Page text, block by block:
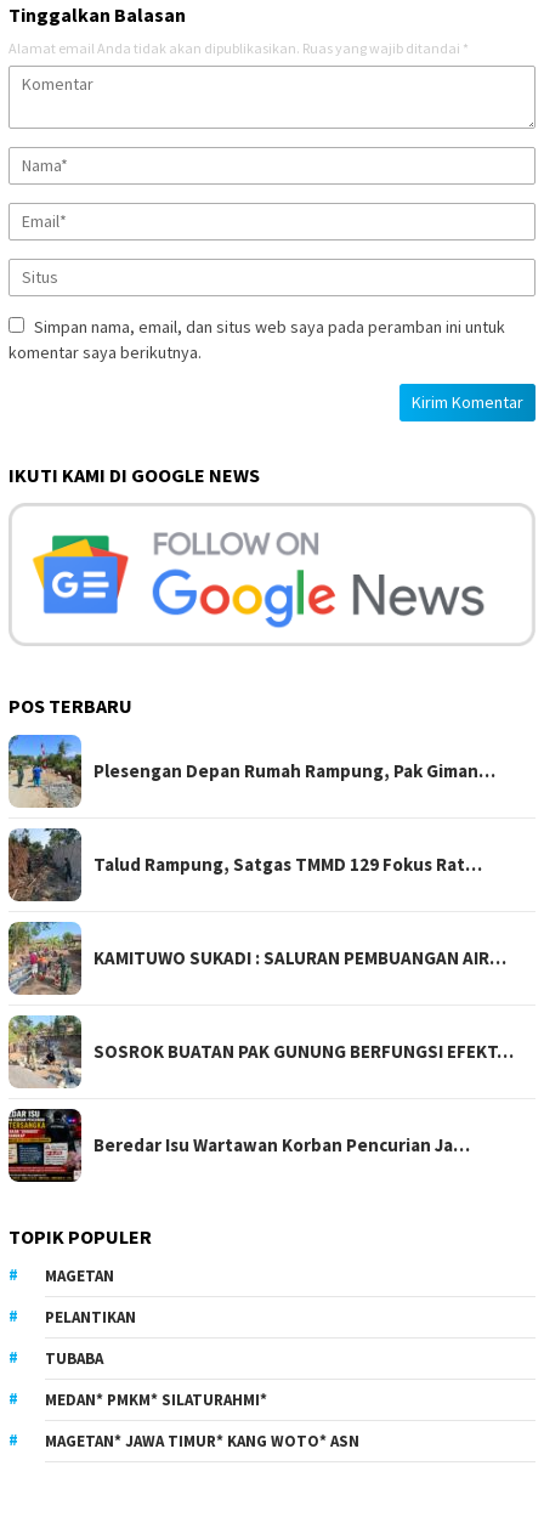
Tinggalkan Balasan
Alamat email Anda tidak akan dipublikasikan. Ruas yang wajib ditandai *
Simpan nama, email, dan situs web saya pada peramban ini untuk
komentar saya berikutnya.
IKUTI KAMI DI GOOGLE NEWS
POS TERBARU
Plesengan Depan Rumah Rampung, Pak Giman…
Talud Rampung, Satgas TMMD 129 Fokus Rat…
KAMITUWO SUKADI : SALURAN PEMBUANGAN AIR…
SOSROK BUATAN PAK GUNUNG BERFUNGSI EFEKT…
Beredar Isu Wartawan Korban Pencurian Ja…
TOPIK POPULER
MAGETAN
PELANTIKAN
TUBABA
MEDAN* PMKM* SILATURAHMI*
MAGETAN* JAWA TIMUR* KANG WOTO* ASN